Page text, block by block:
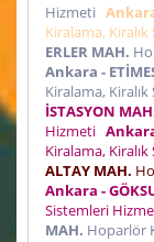
Hizmeti
Kiralama,
ERLER MAH.
Ankara -
Kiralama,
İSTASYON
Hizmeti
Kiralama,
ALTAY MAH.
Ankara -
Sistemleri
MAH. Hoparlör